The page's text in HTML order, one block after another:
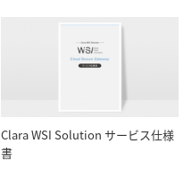
Clara WSI Solution サービス仕様
書